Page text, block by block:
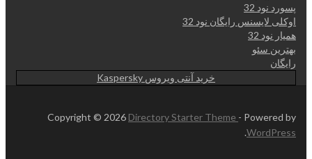
پسورد نود 32
اوکلی لایسنس رایگان نود 32
همیار نود 32
بهترین سئو
رایگان
خرید آنتی ویروس Kaspersky
Copyright © 2026 Directory Starter Theme - Powered by
WordPress
.